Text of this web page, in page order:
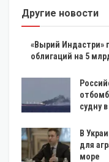
Другие новости
«Вырий Индастри»
облигаций на 5
судну
В
для
море